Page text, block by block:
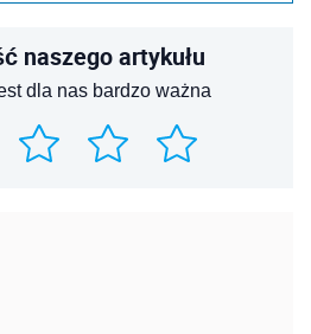
naszego artykułu
dla nas bardzo ważna